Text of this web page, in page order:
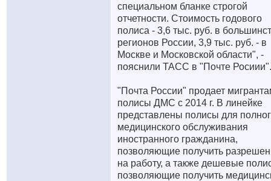
специальном бланке строгой
отчетности. Стоимость годового
полиса - 3,6 тыс. руб. в
регионов России, 3,9 тыс. руб. - в
Москве и Московской области", -
пояснили ТАСС в "Почте Росиии".
"Почта России" продает
полисы ДМС с 2014 г. В линейке
представлены полисы для
медицинского обслуживания
иностранного гражданина,
позволяющие получить
на работу, а также дешевые
позволяющие получить